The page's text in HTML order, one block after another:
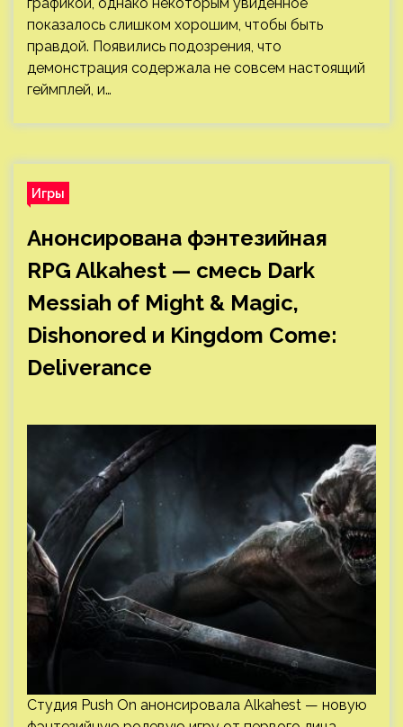
показалось слишком хорошим, чтобы быть
правдой. Появились подозрения, что
демонстрация содержала не совсем настоящий
геймплей, и…
Игры
Анонсирована фэнтезийная
RPG Alkahest — смесь Dark
Messiah of Might & Magic,
Dishonored и Kingdom Come:
Deliverance
Студия Push On анонсировала Alkahest — новую